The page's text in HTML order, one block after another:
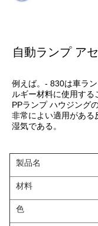
自動ランプ ア
例えば。- 830は車ラ
ルギー材料に使用す
PPランプ ハウジング
非常によい適用がある
湿気である。
製品名
材料
色